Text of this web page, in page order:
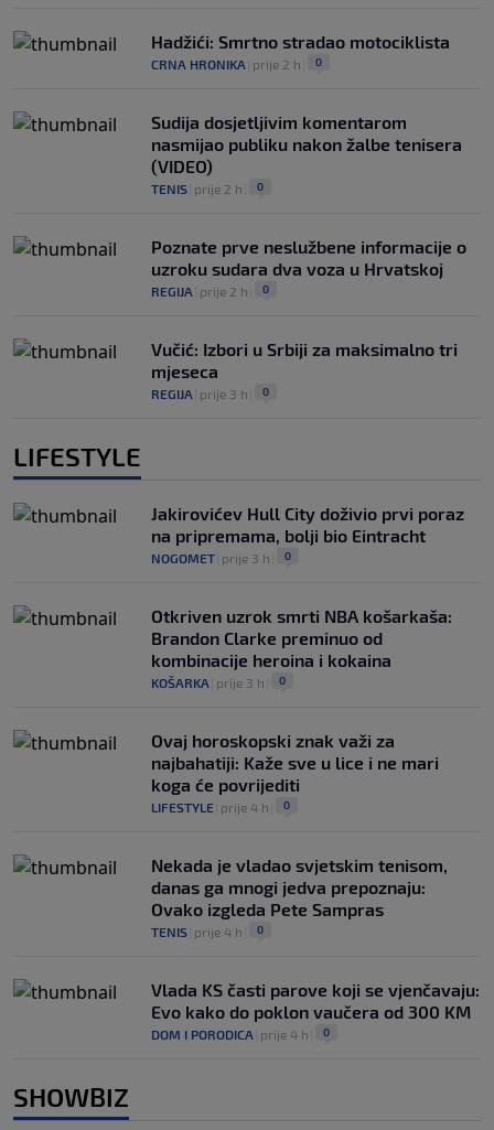
Hadžići: Smrtno stradao motociklista
CRNA HRONIKA prije 2 h 0
Sudija dosjetljivim komentarom
nasmijao publiku nakon žalbe tenisera
(VIDEO)
TENIS prije 2 h 0
Poznate prve neslužbene informacije o
uzroku sudara dva voza u Hrvatskoj
REGIJA prije 2 h 0
Vučić: Izbori u Srbiji za maksimalno tri
mjeseca
REGIJA prije 3 h 0
LIFESTYLE
Jakirovićev Hull City doživio prvi poraz
na pripremama, bolji bio Eintracht
NOGOMET prije 3 h 0
Otkriven uzrok smrti NBA košarkaša:
Brandon Clarke preminuo od
kombinacije heroina i kokaina
KOŠARKA prije 3 h 0
Ovaj horoskopski znak važi za
najbahatiji: Kaže sve u lice i ne mari
koga će povrijediti
LIFESTYLE prije 4 h 0
Nekada je vladao svjetskim tenisom,
danas ga mnogi jedva prepoznaju:
Ovako izgleda Pete Sampras
TENIS prije 4 h 0
Vlada KS časti parove koji se vjenčavaju:
Evo kako do poklon vaučera od 300 KM
DOM I PORODICA prije 4 h 0
SHOWBIZ